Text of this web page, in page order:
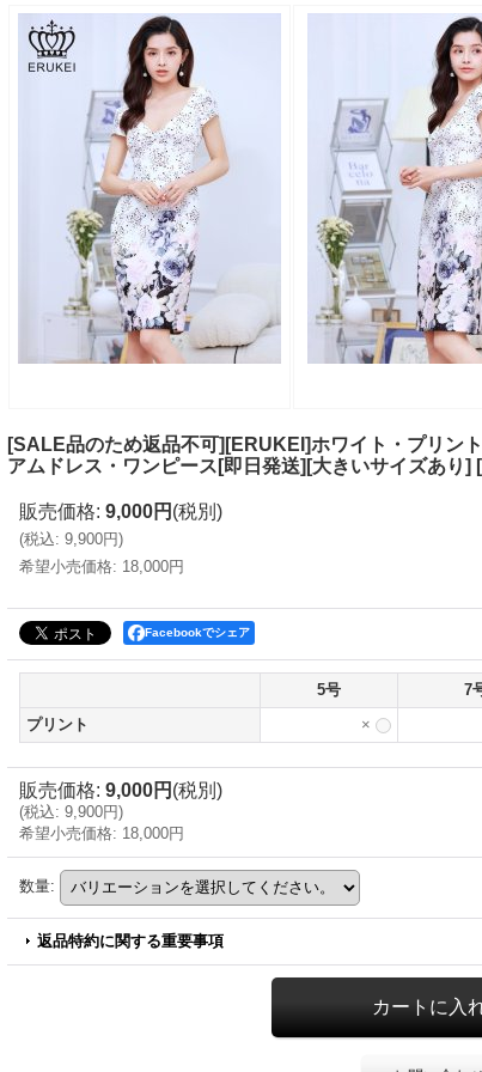
[SALE品のため返品不可][ERUKEI]ホワイト・プリン
アムドレス・ワンピース[即日発送][大きいサイズあり] [
販売価格: 9,000円 (税別)
(税込: 9,900円)
希望小売価格: 18,000円
Facebookでシェア
5号 7
プリント
×
販売価格: 9,000円 (税別)
(税込: 9,900円)
希望小売価格: 18,000円
数量:
返品特約に関する重要事項